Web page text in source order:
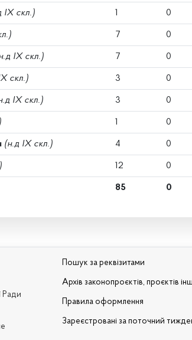
IX скл.) 1 0
7 0
IX скл.) 7 0
скл.) 3 0
IX скл.) 3 0
1 0
(н.д IX скл.) 4 0
12 0
85 0
Ради
Пошук за реквізитами
Архів законопроєктів, проєктів
Правила оформлення
Зареєстровані за поточний